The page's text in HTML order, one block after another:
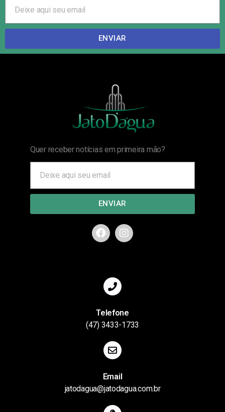
ENVIAR
Quer receber notícias em primeira mão?
ENVIAR
Telefone
(47) 3433-1733
Email
jatodagua@jatodagua.com.br